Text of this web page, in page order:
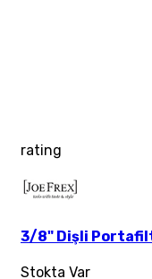
rating
3/8" Dişli
Stokta Var